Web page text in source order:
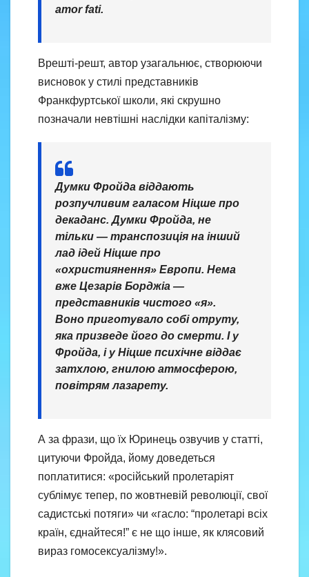
amor fati.
Врешті-решт, автор узагальнює, створюючи
висновок у стилі представників
Франкфуртської школи, які скрушно
позначали невтішні наслідки капіталізму:
Думки Фройда віддають
розпучливим галасом Ніцше про
декаданс. Думки Фройда, не
тільки — транспозиція на інший
лад ідей Ніцше про
«охристиянення» Европи. Нема
вже Цезарів Борджіа —
представників чистого «я».
Воно приготувало собі отруту,
яка призведе його до смерти. І у
Фройда, і у Ніцше психічне віддає
затхлою, гнилою атмосферою,
повітрям лазарету.
А за фрази, що їх Юринець озвучив у статті,
цитуючи Фройда, йому доведеться
поплатитися: «російський пролетаріят
сублімує тепер, по жовтневій революції, свої
садистські потяги» чи «гасло: “пролетарі всіх
країн, єднайтеся!” є не що інше, як клясовий
вираз гомосексуалізму!».